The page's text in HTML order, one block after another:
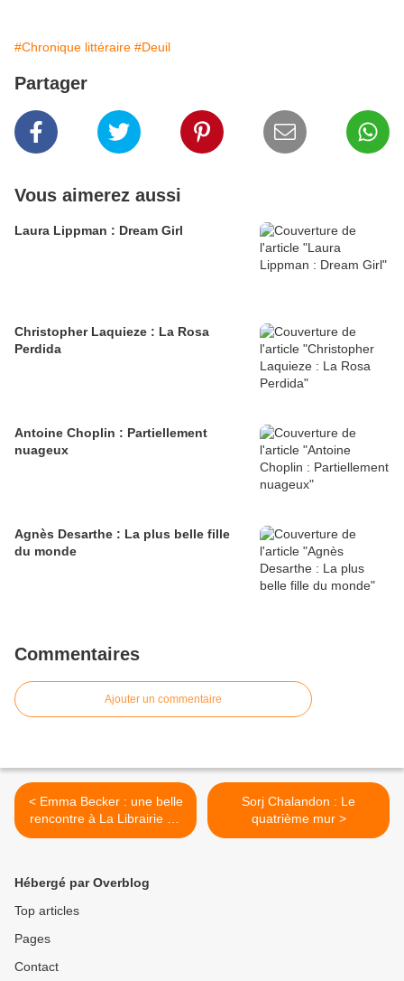
#Chronique littéraire #Deuil
Partager
Vous aimerez aussi
Laura Lippman : Dream Girl
Christopher Laquieze : La Rosa
Perdida
Antoine Choplin : Partiellement
nuageux
Agnès Desarthe : La plus belle fille
du monde
Commentaires
Ajouter un commentaire
< Emma Becker : une belle
rencontre à La Librairie La
Parenthèse
Sorj Chalandon : Le
quatrième mur >
Hébergé par Overblog
Top articles
Pages
Contact